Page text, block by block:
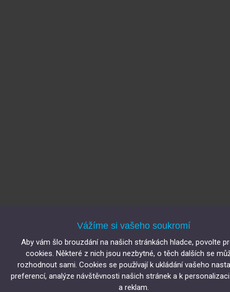
Vážíme si vašeho soukromí
Aby vám šlo brouzdání na našich stránkách hladce, povolte
cookies. Některé z nich jsou nezbytné, o těch dalších se
rozhodnout sami. Cookies se používají k ukládání vašeho
preferencí, analýze návštěvnosti našich stránek a k
a reklam.